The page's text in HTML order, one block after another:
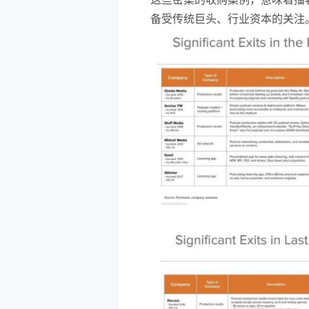
备受传统巨头、行业资本的关注